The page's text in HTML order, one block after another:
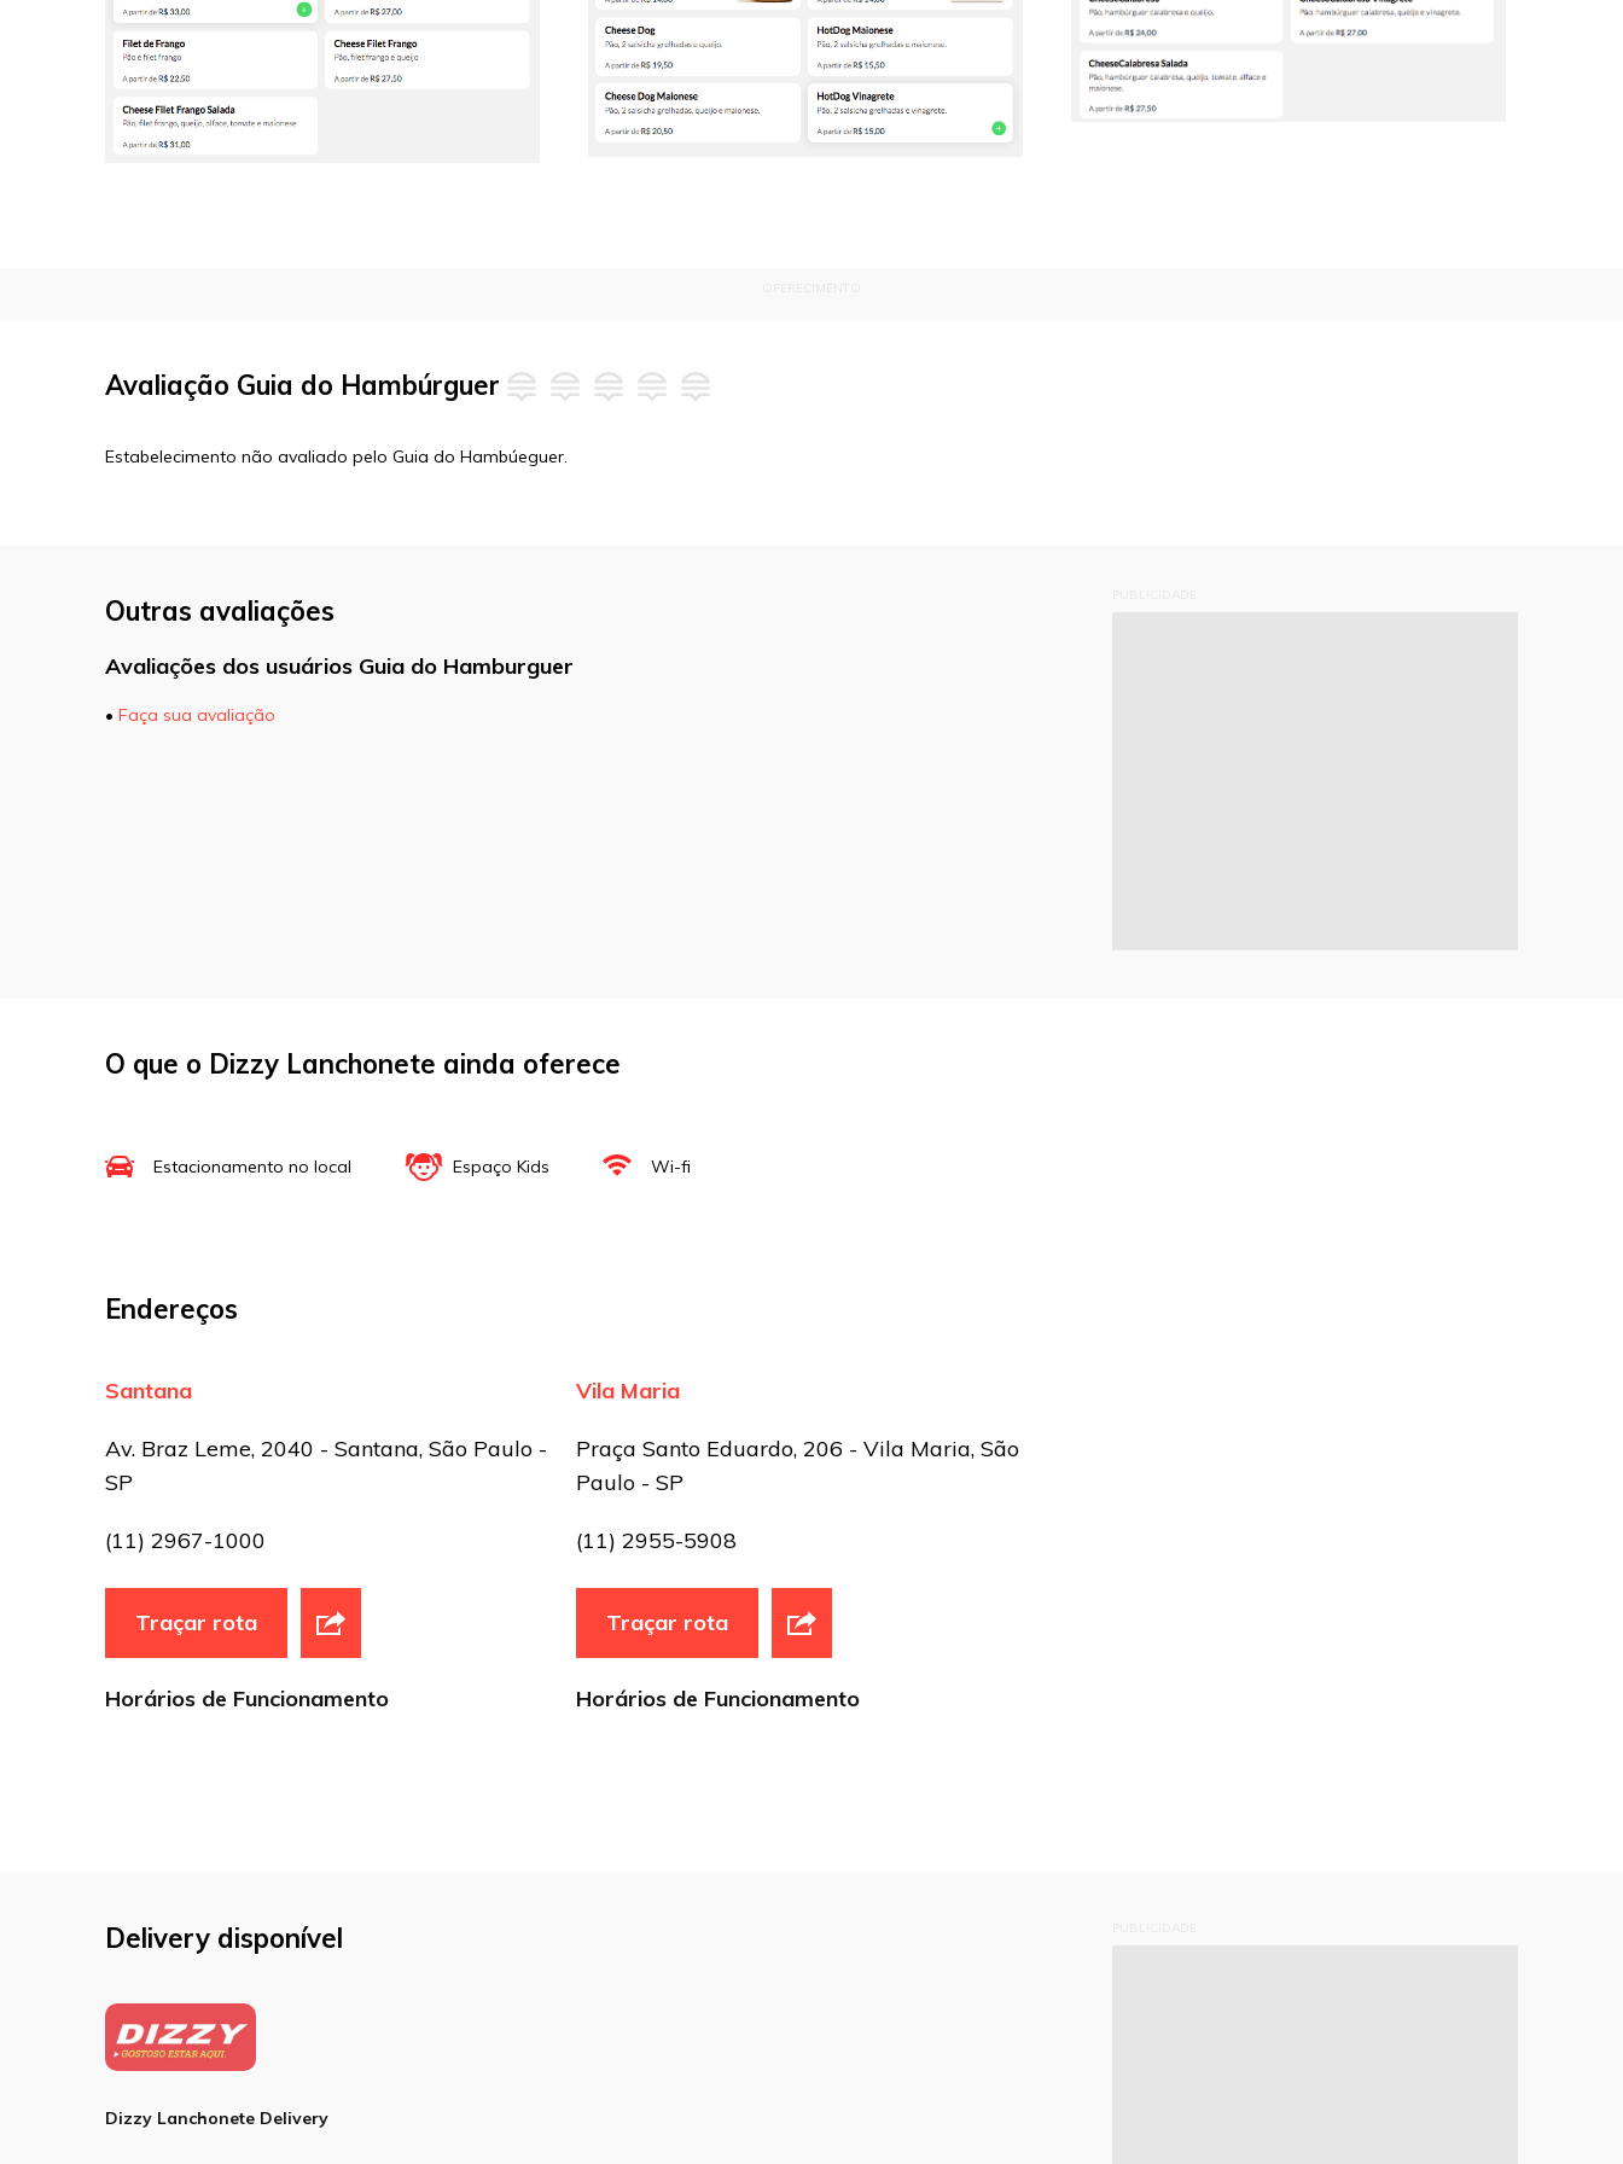
Avaliação Guia do Hambúrguer
Estabelecimento não avaliado pelo Guia do Hambúeguer.
Outras avaliações
Avaliações dos usuários Guia do Hamburguer
• Faça sua avaliação
E-mail*
Sua avaliação
O que o Dizzy Lanchonete ainda oferece
Estacionamento no local Espaço Kids Wi-fi
Endereços
Santana
Av. Braz Leme, 2040 - Santana, São Paulo -
SP
(11) 2967-1000
Traçar rota
Horários de Funcionamento
Vila Maria
Praça Santo Eduardo, 206 - Vila Maria, São
Paulo - SP
(11) 2955-5908
Traçar rota
Horários de Funcionamento
Delivery disponível
Dizzy Lanchonete Delivery